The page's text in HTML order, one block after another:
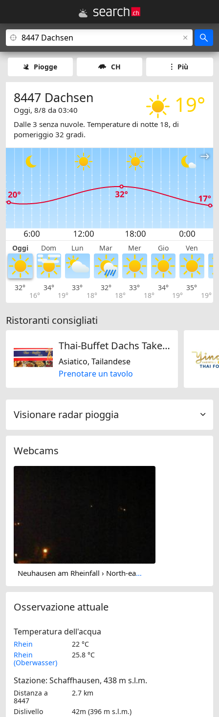
Piogge CH Più
19°
8447 Dachsen
Oggi, 8/8 da 03:40
Dalle 3 senza nuvole. Temperature di notte 18, di
pomeriggio 32 gradi.
Oggi Dom Lun Mar Mer Gio Ven
32°
16°
34°
19°
33°
18°
32°
18°
33°
18°
34°
19°
35°
19°
Ristoranti consigliati
Thai-Buffet Dachs Take Away
Asiatico, Tailandese
Prenotare un tavolo
Visionare radar pioggia
Webcams
Neuhausen am Rheinfall › North-east: Schaffhausen, Schweiz: Nordost (Flurlingen/ Schaffhausen)
Osservazione attuale
Temperatura dell'acqua
Rhein
22 °C
Rhein
(Oberwasser)
25.8 °C
Stazione: Schaffhausen, 438 m s.l.m.
Distanza a
8447
2.7 km
Dislivello
42m (396 m s.l.m.)